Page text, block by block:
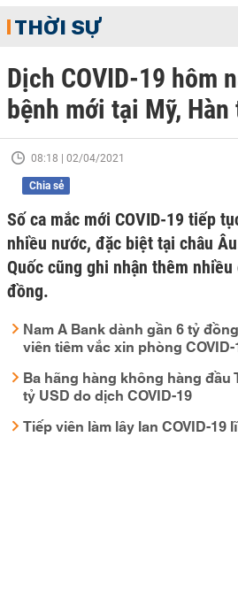
THỜI SỰ
Dịch COVID-19 hôm
bệnh mới tại Mỹ,
08:18 | 02/04/2021
Chia sẻ
Số ca mắc mới COVID-19 tiếp
nhiều nước, đặc biệt tại châu
Quốc cũng ghi nhận thêm
đồng.
Nam A Bank dành gần 6 tỷ
viên tiêm vắc xin phòng COVID-
Ba hãng hàng không hàng đầu
tỷ USD do dịch COVID-19
Tiếp viên làm lây lan COVID-19